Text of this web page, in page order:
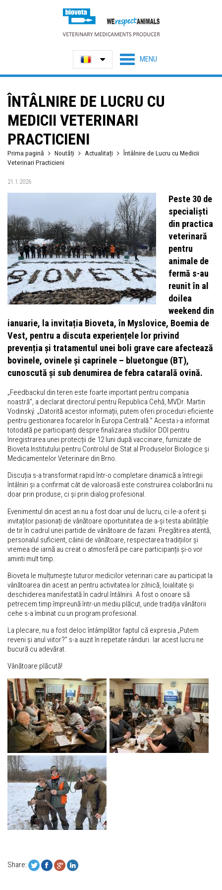
ÎNTÂLNIRE DE LUCRU CU
MEDICII VETERINARI
PRACTICIENI
Prima pagină Noutăți Actualitați
Întâlnire de Lucru cu Medicii
Veterinari Practicieni
21.1.2026
Peste 30 de
specialiști
din practica
veterinară
pentru
animale de
fermă s-au
reunit în al
doilea
weekend din
ianuarie, la invitația Bioveta, în Myslovice, Boemia de
Vest, pentru a discuta experiențele lor privind
prevenția și tratamentul unei boli grave care afectează
bovinele, ovinele și caprinele – bluetongue (BT),
cunoscută și sub denumirea de febra catarală ovină.
„Feedbackul din teren este foarte important pentru compania
noastră”, a declarat directorul pentru Republica Cehă, MVDr. Martin
Vodinský. „Datorită acestor informații, putem oferi proceduri eficiente
pentru gestionarea focarelor în Europa Centrală.” Acesta i-a informat
totodată pe participanți despre finalizarea studiilor DOI pentru
înregistrarea unei protecții de 12 luni după vaccinare, furnizate de
Bioveta Institutului pentru Controlul de Stat al Produselor Biologice și
Medicamentelor Veterinare din Brno.
Discuția s-a transformat rapid într-o completare dinamică a întregii
întâlniri și a confirmat cât de valoroasă este construirea colaborării nu
doar prin produse, ci și prin dialog profesional.
Evenimentul din acest an nu a fost doar unul de lucru, ci le-a oferit și
invitaților pasionați de vânătoare oportunitatea de a-și testa abilitățile
de tir în cadrul unei partide de vânătoare de fazani. Pregătirea atentă,
personalul suficient, câinii de vânătoare, respectarea tradițiilor și
vremea de iarnă au creat o atmosferă pe care participanții și-o vor
aminti mult timp.
Bioveta le mulțumește tuturor medicilor veterinari care au participat la
vânătoarea din acest an pentru activitatea lor zilnică, loialitate și
deschiderea manifestată în cadrul întâlnirii. A fost o onoare să
petrecem timp împreună într-un mediu plăcut, unde tradiția vânătorii
cehe s-a îmbinat cu un program profesional.
La plecare, nu a fost deloc întâmplător faptul că expresia „Putem
reveni și anul viitor?” s-a auzit în repetate rânduri. Iar acest lucru ne
bucură cu adevărat.
Vânătoare plăcută!
Share: